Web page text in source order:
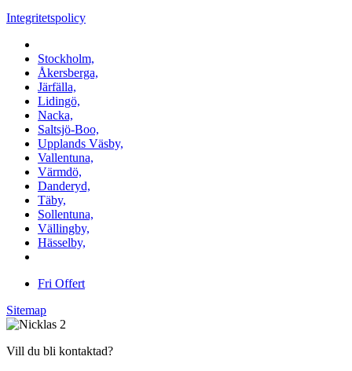
Integritetspolicy
Stockholm,
Åkersberga,
Järfälla,
Lidingö,
Nacka,
Saltsjö-Boo,
Upplands Väsby,
Vallentuna,
Värmdö,
Danderyd,
Täby,
Sollentuna,
Vällingby,
Hässelby,
Fri Offert
Sitemap
Vill du bli kontaktad?